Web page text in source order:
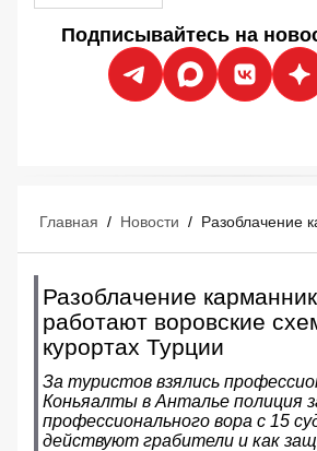
Подписывайтесь на
Главная / Новости /
Разоблачение
работают воровские
курортах Турции
За туристов взялись
Коньяалты в Анталье полиция
профессионального вора с 15
действуют грабители и как